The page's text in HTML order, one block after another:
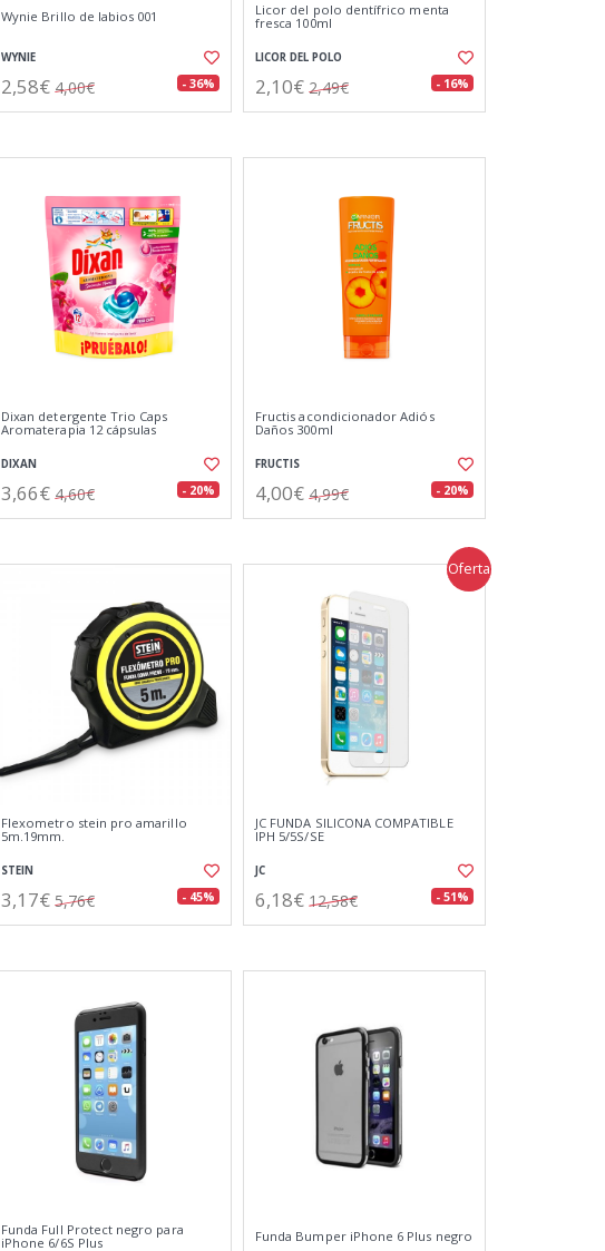
Wynie Brillo de labios 001
WYNIE
2,58€ 4,00€ - 36%
Licor del polo dentífrico menta
fresca 100ml
LICOR DEL POLO
2,10€ 2,49€ - 16%
Dixan detergente Trio Caps
Aromaterapia 12 cápsulas
DIXAN
3,66€ 4,60€ - 20%
Fructis acondicionador Adiós
Daños 300ml
FRUCTIS
4,00€ 4,99€ - 20%
Flexometro stein pro amarillo
5m.19mm.
STEIN
3,17€ 5,76€ - 45%
Oferta
JC FUNDA SILICONA COMPATIBLE
IPH 5/5S/SE
JC
6,18€ 12,58€ - 51%
Funda Full Protect negro para
iPhone 6/6S Plus
Funda Bumper iPhone 6 Plus negro